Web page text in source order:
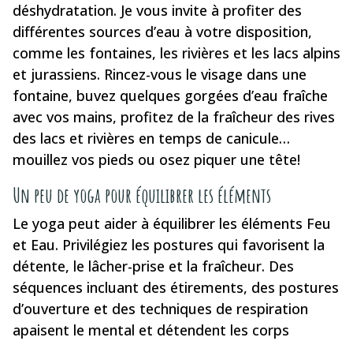
déshydratation. Je vous invite à profiter des
différentes sources d’eau à votre disposition,
comme les fontaines, les rivières et les lacs alpins
et jurassiens. Rincez-vous le visage dans une
fontaine, buvez quelques gorgées d’eau fraîche
avec vos mains, profitez de la fraîcheur des rives
des lacs et rivières en temps de canicule…
mouillez vos pieds ou osez piquer une tête!
Un peu de yoga pour équilibrer les éléments
Le yoga peut aider à équilibrer les éléments Feu
et Eau. Privilégiez les postures qui favorisent la
détente, le lâcher-prise et la fraîcheur. Des
séquences incluant des étirements, des postures
d’ouverture et des techniques de respiration
apaisent le mental et détendent les corps